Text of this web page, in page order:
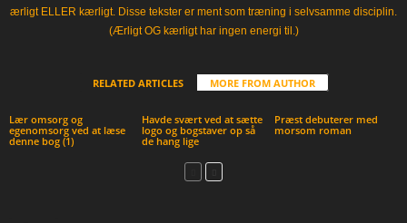
ærligt ELLER kærligt. Disse tekster er ment som træning i selvsamme disciplin.
(Ærligt OG kærligt har ingen energi til.)
RELATED ARTICLES MORE FROM AUTHOR
Lær omsorg og
egenomsorg ved at læse
denne bog (1)
Havde svært ved at sætte
logo og bogstaver op så
de hang lige
Præst debuterer med
morsom roman